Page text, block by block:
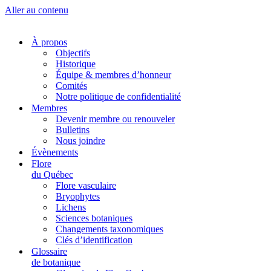
Aller au contenu
À propos
Objectifs
Historique
Équipe & membres d’honneur
Comités
Notre politique de confidentialité
Membres
Devenir membre ou renouveler
Bulletins
Nous joindre
Évènements
Flore
du Québec
Flore vasculaire
Bryophytes
Lichens
Sciences botaniques
Changements taxonomiques
Clés d’identification
Glossaire
de botanique